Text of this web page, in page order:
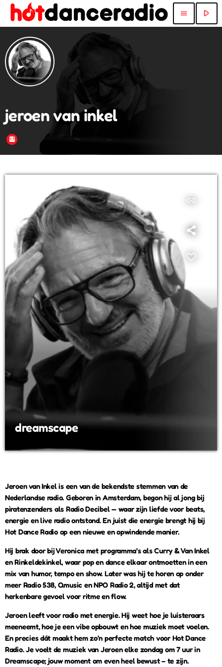
menu play_arrow
jeroen van inkel
insert_link
dreamscape
Jeroen van Inkel is een van de bekendste stemmen van de
Nederlandse radio. Geboren in Amsterdam, begon hij al jong bij
piratenzenders als Radio Decibel — waar zijn liefde voor beats,
energie en live radio ontstond. En juist die energie brengt hij bij
Hot Dance Radio op een nieuwe en opwindende manier.
Hij brak door bij Veronica met programma’s als Curry & Van Inkel
en Rinkeldekinkel, waar pop en dance elkaar ontmoetten in een
mix van humor, tempo en show. Later was hij te horen op onder
meer Radio 538, Qmusic en NPO Radio 2, altijd met dat
herkenbare gevoel voor ritme en flow.
Jeroen leeft voor radio met energie. Hij weet hoe je luisteraars
meeneemt, hoe je een vibe opbouwt en hoe muziek moet voelen.
En precies dát maakt hem zo’n perfecte match voor Hot Dance
Radio. Je voelt de muziek van Jeroen elke zondag om 7 uur in
Dreamscape; jouw moment om even heel bewust – te zijn.